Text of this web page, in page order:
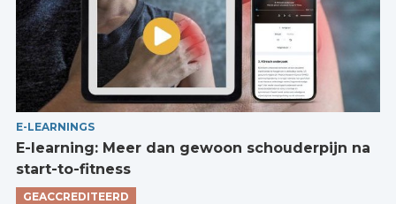
E-LEARNINGS
E-learning: Meer dan gewoon schouderpijn na
start-to-fitness
GEACCREDITEERD